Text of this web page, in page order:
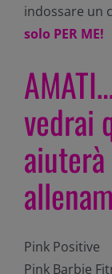
indossare un
solo PER ME!
vedrai
Pink Positive
Pink Barbie